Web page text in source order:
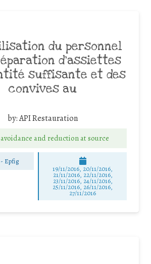
du personnel
d’assiettes
suffisante et des
convives au
by:API Restauration
and reduction at source
- Epfig
19/11/2016, 20/11/2016,
21/11/2016, 22/11/2016,
23/11/2016, 24/11/2016,
25/11/2016, 26/11/2016,
27/11/2016